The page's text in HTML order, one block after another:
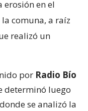
erosión en el
comuna, a raíz
realizó un
por Radio Bío
determinó luego
se analizó la